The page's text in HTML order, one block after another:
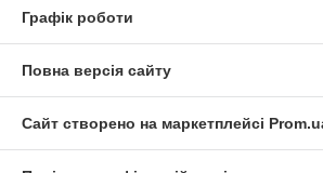
Графік роботи
Повна версія сайту
Сайт створено на маркетплейсі